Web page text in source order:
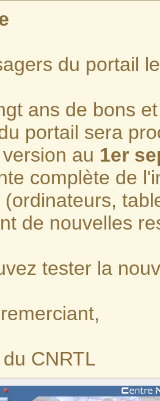
du portail
ans de bons
portail sera
au 1er
complète de
(ordinateurs,
de nouvelles
tester la
CNRTL